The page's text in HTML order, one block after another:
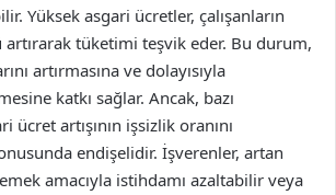
Yüksek asgari ücretler, çalışanların
artırarak tüketimi teşvik eder. Bu durum,
artırmasına ve dolayısıyla
katkı sağlar. Ancak, bazı
artışının işsizlik oranını
endişelidir. İşverenler, artan
amacıyla istihdamı azaltabilir veya